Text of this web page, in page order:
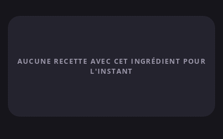
AUCUNE RECETTE AVEC CET INGRÉDIENT POUR
L'INSTANT